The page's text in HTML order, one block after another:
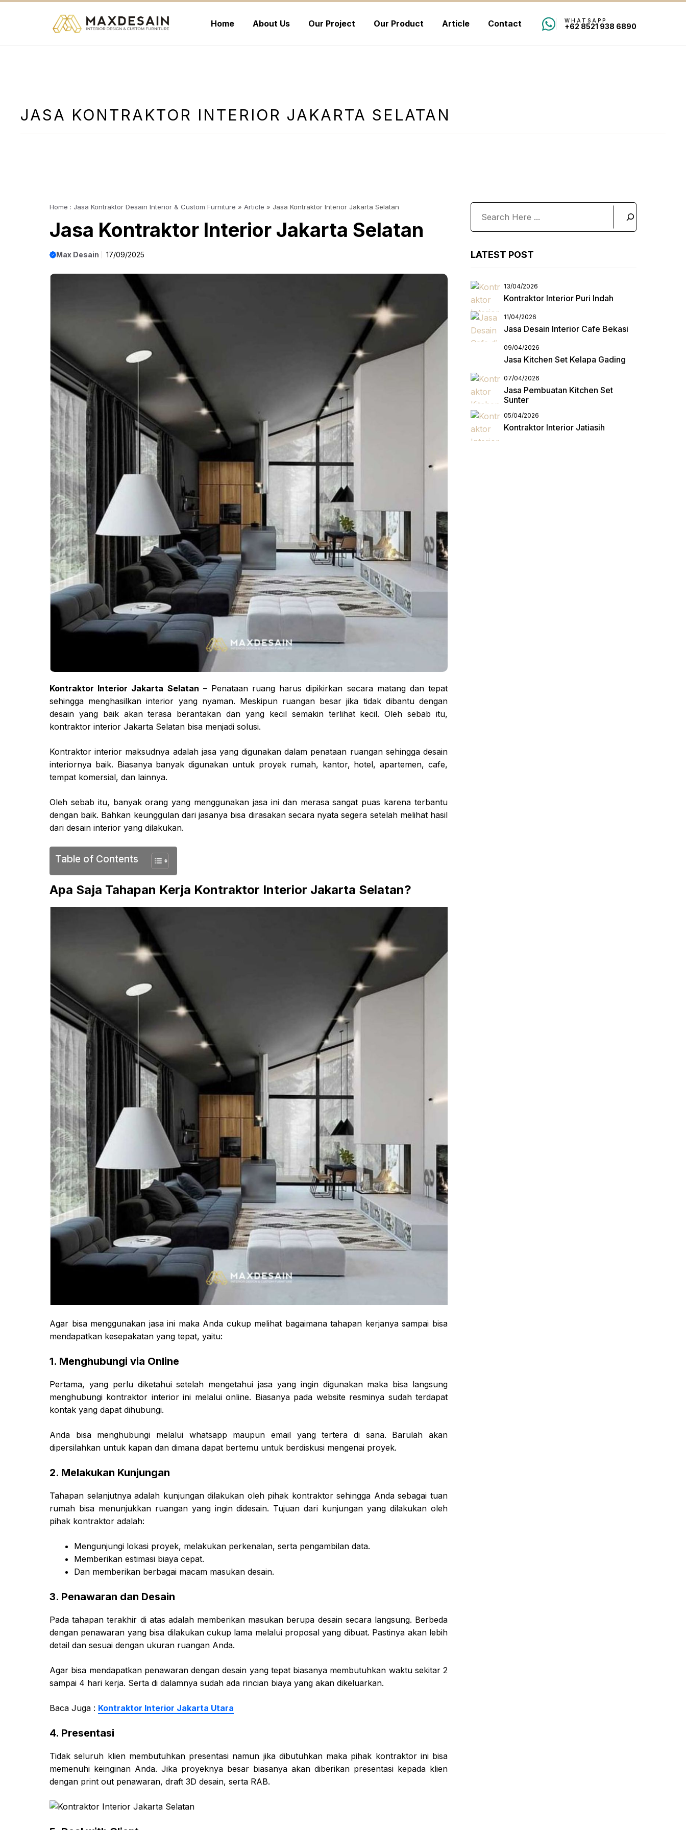
Home About Us Our Project Our Product Article Contact WHATSAPP
+62 8521 938 6890
JASA KONTRAKTOR INTERIOR JAKARTA SELATAN
Home : Jasa Kontraktor Desain Interior & Custom Furniture » Article » Jasa Kontraktor Interior Jakarta Selatan
Jasa Kontraktor Interior Jakarta Selatan
Max Desain 17/09/2025
Kontraktor Interior Jakarta Selatan – Penataan ruang harus dipikirkan secara matang dan tepat
sehingga menghasilkan interior yang nyaman. Meskipun ruangan besar jika tidak dibantu dengan
desain yang baik akan terasa berantakan dan yang kecil semakin terlihat kecil. Oleh sebab itu,
kontraktor interior Jakarta Selatan bisa menjadi solusi.
Kontraktor interior maksudnya adalah jasa yang digunakan dalam penataan ruangan sehingga desain
interiornya baik. Biasanya banyak digunakan untuk proyek rumah, kantor, hotel, apartemen, cafe,
tempat komersial, dan lainnya.
Oleh sebab itu, banyak orang yang menggunakan jasa ini dan merasa sangat puas karena terbantu
dengan baik. Bahkan keunggulan dari jasanya bisa dirasakan secara nyata segera setelah melihat hasil
dari desain interior yang dilakukan.
Table of Contents
Apa Saja Tahapan Kerja Kontraktor Interior Jakarta Selatan?
Agar bisa menggunakan jasa ini maka Anda cukup melihat bagaimana tahapan kerjanya sampai bisa
mendapatkan kesepakatan yang tepat, yaitu:
1. Menghubungi via Online
Pertama, yang perlu diketahui setelah mengetahui jasa yang ingin digunakan maka bisa langsung
menghubungi kontraktor interior ini melalui online. Biasanya pada website resminya sudah terdapat
kontak yang dapat dihubungi.
Anda bisa menghubungi melalui whatsapp maupun email yang tertera di sana. Barulah akan
dipersilahkan untuk kapan dan dimana dapat bertemu untuk berdiskusi mengenai proyek.
2. Melakukan Kunjungan
Tahapan selanjutnya adalah kunjungan dilakukan oleh pihak kontraktor sehingga Anda sebagai tuan
rumah bisa menunjukkan ruangan yang ingin didesain. Tujuan dari kunjungan yang dilakukan oleh
pihak kontraktor adalah:
Mengunjungi lokasi proyek, melakukan perkenalan, serta pengambilan data.
Memberikan estimasi biaya cepat.
Dan memberikan berbagai macam masukan desain.
3. Penawaran dan Desain
Pada tahapan terakhir di atas adalah memberikan masukan berupa desain secara langsung. Berbeda
dengan penawaran yang bisa dilakukan cukup lama melalui proposal yang dibuat. Pastinya akan lebih
detail dan sesuai dengan ukuran ruangan Anda.
Agar bisa mendapatkan penawaran dengan desain yang tepat biasanya membutuhkan waktu sekitar 2
sampai 4 hari kerja. Serta di dalamnya sudah ada rincian biaya yang akan dikeluarkan.
Baca Juga : Kontraktor Interior Jakarta Utara
4. Presentasi
Tidak seluruh klien membutuhkan presentasi namun jika dibutuhkan maka pihak kontraktor ini bisa
memenuhi keinginan Anda. Jika proyeknya besar biasanya akan diberikan presentasi kepada klien
dengan print out penawaran, draft 3D desain, serta RAB.
Search
LATEST POST
13/04/2026
Kontraktor Interior Puri Indah
11/04/2026
Jasa Desain Interior Cafe Bekasi
09/04/2026
Jasa Kitchen Set Kelapa Gading
07/04/2026
Jasa Pembuatan Kitchen Set
Sunter
05/04/2026
Kontraktor Interior Jatiasih